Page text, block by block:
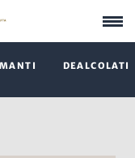
DEALCOLATI